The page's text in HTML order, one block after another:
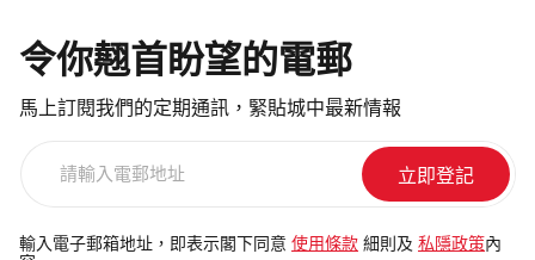
令你翹首盼望的電郵
馬上訂閱我們的定期通訊，緊貼城中最新情報
電
輸入電子郵箱地址，即表示閣下同意 使用條款 細則及 私隱政策 內